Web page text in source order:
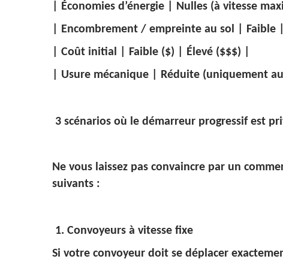
| Économies d’énergie | Nulles (à vitesse
| Encombrement / empreinte au sol | Faible |
| Coût initial | Faible ($) | Élevé ($$$) |
| Usure mécanique | Réduite (uniquement
3 scénarios où le démarreur progressif est
Ne vous laissez pas convaincre par un
suivants :
1. Convoyeurs à vitesse fixe
Si votre convoyeur doit se déplacer